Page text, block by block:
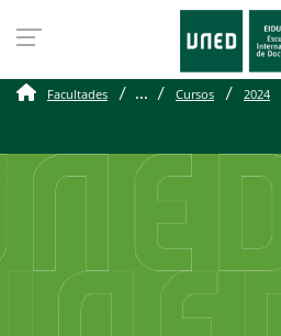
Facultades ... Cursos 2024